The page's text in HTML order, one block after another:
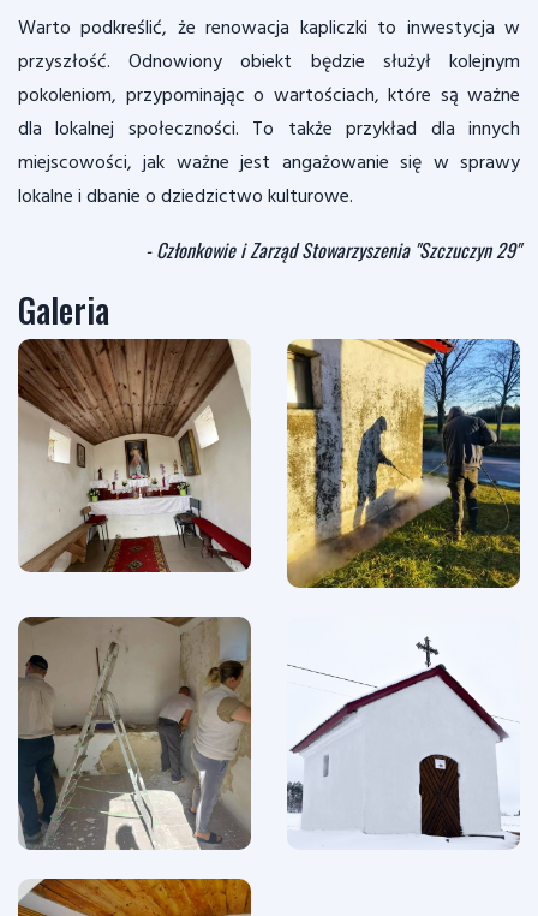
Warto podkreślić, że renowacja kapliczki to inwestycja w
przyszłość. Odnowiony obiekt będzie służył kolejnym
pokoleniom, przypominając o wartościach, które są ważne
dla lokalnej społeczności. To także przykład dla innych
miejscowości, jak ważne jest angażowanie się w sprawy
lokalne i dbanie o dziedzictwo kulturowe.
- Członkowie i Zarząd Stowarzyszenia "Szczuczyn 29"
Galeria